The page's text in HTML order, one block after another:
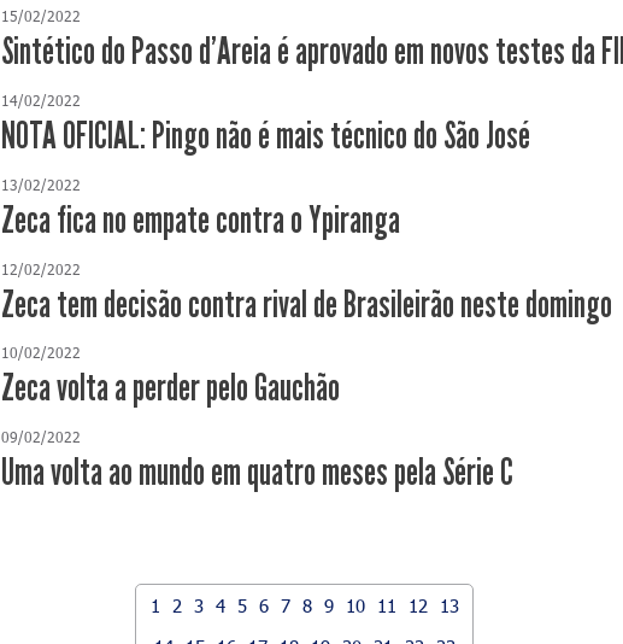
15/02/2022
Sintético do Passo d'Areia é aprovado em novos testes da
14/02/2022
NOTA OFICIAL: Pingo não é mais técnico do São José
13/02/2022
Zeca fica no empate contra o Ypiranga
12/02/2022
Zeca tem decisão contra rival de Brasileirão neste domingo
10/02/2022
Zeca volta a perder pelo Gauchão
09/02/2022
Uma volta ao mundo em quatro meses pela Série C
1 2 3 4 5 6 7 8 9 10 11 12
13